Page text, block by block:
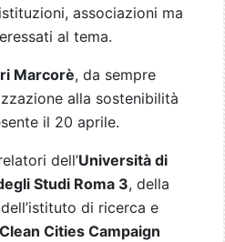
associazioni ma
al tema.
Marcorè, da sempre
alla sostenibilità
il 20 aprile.
dell’Università di
Studi Roma 3, della
di ricerca e
Clean Cities Campaign